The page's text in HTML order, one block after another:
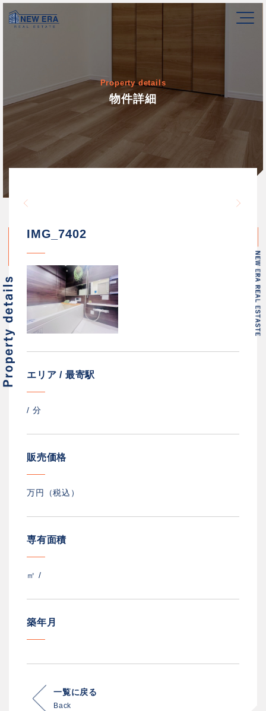
Property details
物件詳細
/home/newerakk/
IMG_7402
エリア / 最寄駅
/ 分
販売価格
万円（税込）
専有面積
㎡ /
築年月
一覧に戻る
Back